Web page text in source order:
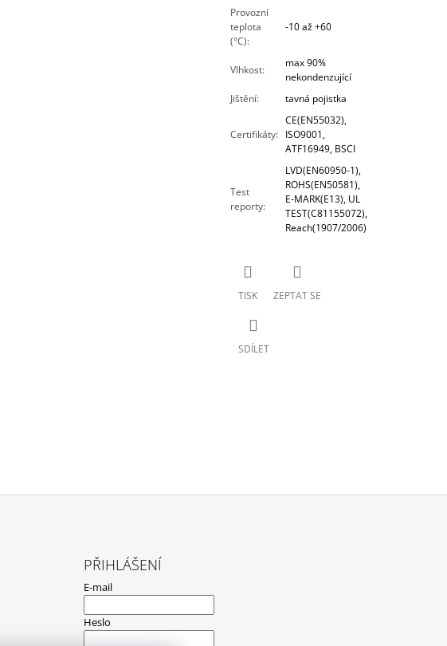
Provozní
teplota
(°C):
-10 až +60
Vlhkost:
max 90%
nekondenzující
Jištění: tavná pojistka
Certifikáty:
CE(EN55032),
ISO9001,
ATF16949, BSCI
Test
reporty:
LVD(EN60950-1),
ROHS(EN50581),
E-MARK(E13), UL
TEST(C81155072),
Reach(1907/2006)
TISK ZEPTAT SE
SDÍLET
PŘIHLÁŠENÍ
E-mail
Heslo